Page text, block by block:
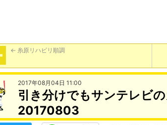
← 糸原リハビリ順調
2017年08月04日 11:00
引き分けでもサンテレビ
20170803